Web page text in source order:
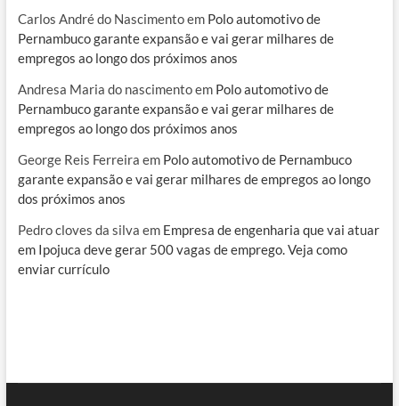
Carlos André do Nascimentoem Polo automotivo de
Pernambuco garante expansão e vai gerar milhares de
empregos ao longo dos próximos anos
Andresa Maria do nascimentoem Polo automotivo de
Pernambuco garante expansão e vai gerar milhares de
empregos ao longo dos próximos anos
George Reis Ferreira em Polo automotivo de Pernambuco
garante expansão e vai gerar milhares de empregos ao longo
dos próximos anos
Pedro cloves da silva em Empresa de engenharia que vai atuar
em Ipojuca deve gerar 500 vagas de emprego. Veja como
enviar currículo